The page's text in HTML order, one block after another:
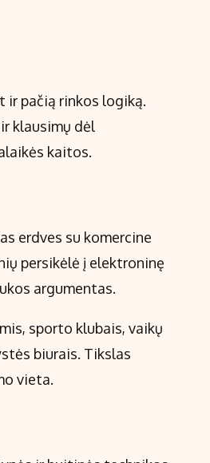
ir pačią rinkos logiką.
klausimų dėl
kaitos.
erdves su komercine
persikėlė į elektroninę
argumentas.
sporto klubais, vaikų
biurais. Tikslas
vieta.